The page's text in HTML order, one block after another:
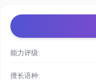
能力评级:
擅长语种: